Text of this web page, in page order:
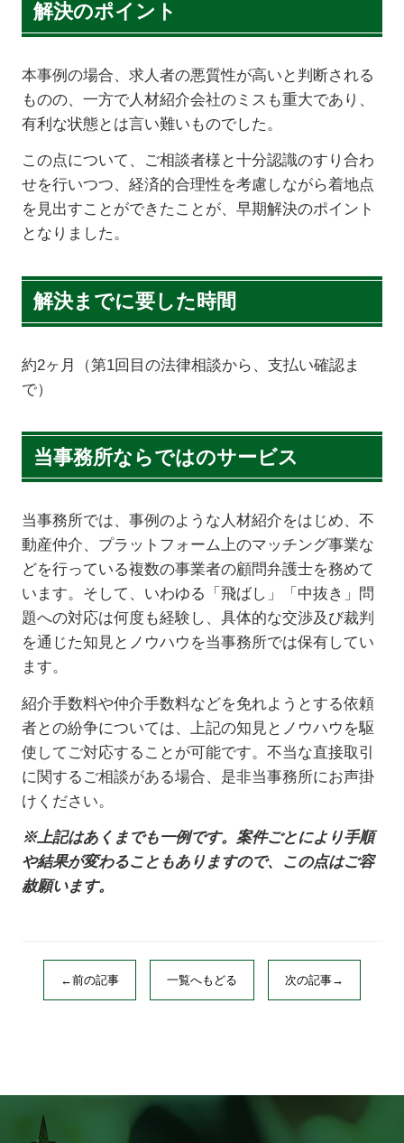
解決のポイント
本事例の場合、求人者の悪質性が高いと判断される
ものの、一方で人材紹介会社のミスも重大であり、
有利な状態とは言い難いものでした。
この点について、ご相談者様と十分認識のすり合わ
せを行いつつ、経済的合理性を考慮しながら着地点
を見出すことができたことが、早期解決のポイント
となりました。
解決までに要した時間
約2ヶ月（第1回目の法律相談から、支払い確認ま
で）
当事務所ならではのサービス
当事務所では、事例のような人材紹介をはじめ、不
動産仲介、プラットフォーム上のマッチング事業な
どを行っている複数の事業者の顧問弁護士を務めて
います。そして、いわゆる「飛ばし」「中抜き」問
題への対応は何度も経験し、具体的な交渉及び裁判
を通じた知見とノウハウを当事務所では保有してい
ます。
紹介手数料や仲介手数料などを免れようとする依頼
者との紛争については、上記の知見とノウハウを駆
使してご対応することが可能です。不当な直接取引
に関するご相談がある場合、是非当事務所にお声掛
けください。
※上記はあくまでも一例です。案件ごとにより手順
や結果が変わることもありますので、この点はご容
赦願います。
←前の記事 一覧へもどる 次の記事→